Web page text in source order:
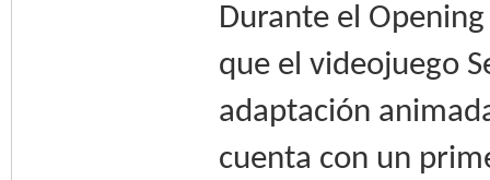
Durante el
que el videojuego
adaptación
cuenta con un